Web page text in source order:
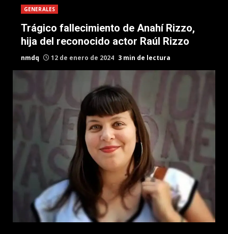
GENERALES
Trágico fallecimiento de Anahí Rizzo,
hija del reconocido actor Raúl Rizzo
nmdq 12 de enero de 2024 3 min de lectura